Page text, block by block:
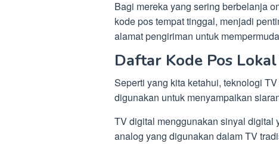
Bagi mereka yang sering berbelanja
kode pos tempat tinggal, menjadi
alamat pengiriman untuk
Daftar Kode Pos
Seperti yang kita ketahui, teknologi
digunakan untuk menyampaikan
TV digital menggunakan sinyal
analog yang digunakan dalam TV